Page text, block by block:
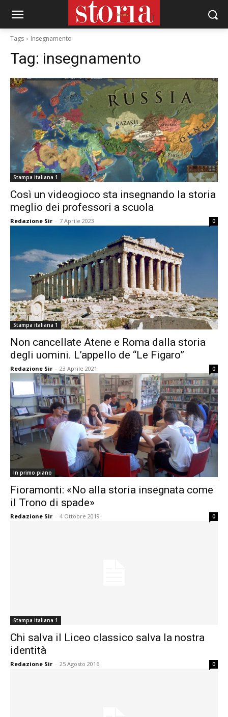
Tags Insegnamento
Tag: insegnamento
Stampa italiana 1
Così un videogioco sta insegnando la storia
meglio dei professori a scuola
Redazione Sir - 7 Aprile 2023 0
Stampa italiana 1
Non cancellate Atene e Roma dalla storia
degli uomini. L’appello de “Le Figaro”
Redazione Sir - 23 Aprile 2021 0
In primo piano
Fioramonti: «No alla storia insegnata come
il Trono di spade»
Redazione Sir - 4 Ottobre 2019 0
Stampa italiana 1
Chi salva il Liceo classico salva la nostra
identità
Redazione Sir - 25 Agosto 2016 0